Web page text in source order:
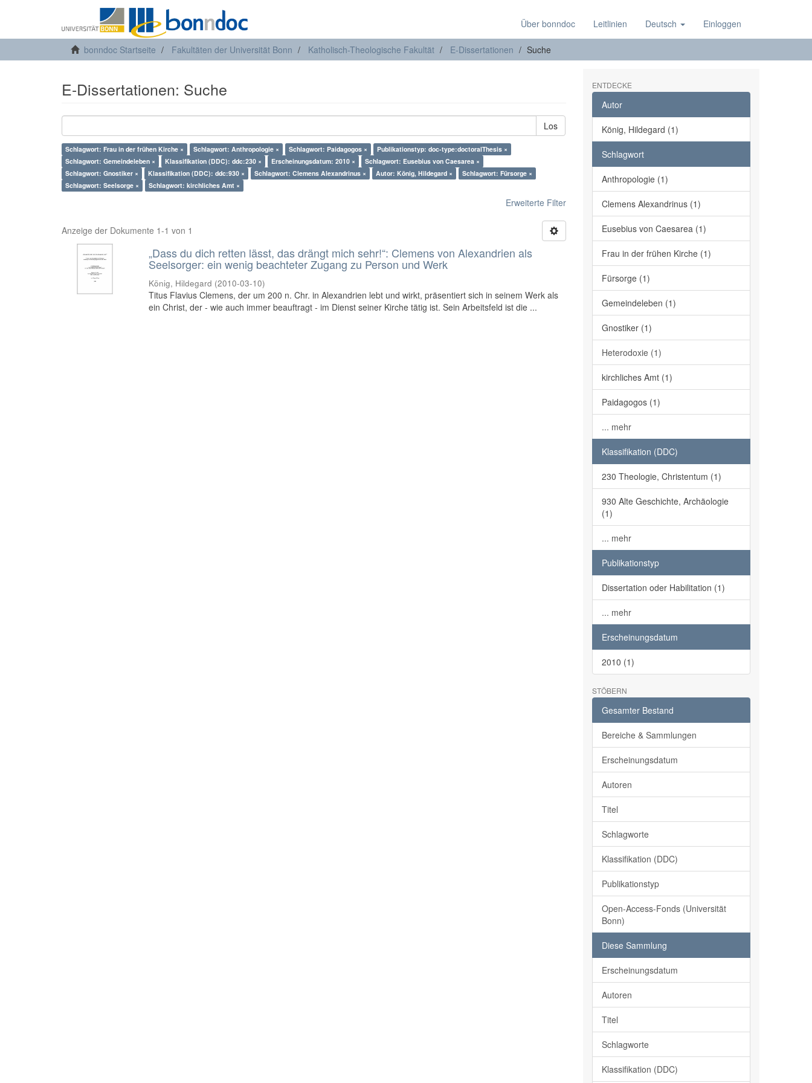
Über bonndoc Leitlinien Deutsch Einloggen
bonndoc Startseite Fakultäten der Universität Bonn Katholisch-Theologische Fakultät E-Dissertationen Suche
E-Dissertationen: Suche
Los
Schlagwort: Frau in der frühen Kirche × Schlagwort: Anthropologie × Schlagwort: Paidagogos ×
Publikationstyp: doc-type:doctoralThesis ×
Schlagwort: Gemeindeleben ×
Klassifikation (DDC): ddc:230 × Erscheinungsdatum: 2010 ×
Schlagwort: Eusebius von Caesarea ×
Schlagwort: Gnostiker ×
Klassifikation (DDC): ddc:930 × Schlagwort: Clemens Alexandrinus × Autor: König, Hildegard ×
Schlagwort: Fürsorge ×
Schlagwort: Seelsorge ×
Schlagwort: kirchliches Amt ×
Erweiterte Filter
Anzeige der Dokumente 1-1 von 1
„Dass du dich retten lässt, das drängt mich sehr!“: Clemens von Alexandrien als
Seelsorger: ein wenig beachteter Zugang zu Person und Werk
König, Hildegard (2010-03-10)
Titus Flavius Clemens, der um 200 n. Chr. in Alexandrien lebt und wirkt, präsentiert sich in seinem Werk als
ein Christ, der - wie auch immer beauftragt - im Dienst seiner Kirche tätig ist. Sein Arbeitsfeld ist die ...
ENTDECKE
Autor
König, Hildegard (1)
Schlagwort
Anthropologie (1)
Clemens Alexandrinus (1)
Eusebius von Caesarea (1)
Frau in der frühen Kirche (1)
Fürsorge (1)
Gemeindeleben (1)
Gnostiker (1)
Heterodoxie (1)
kirchliches Amt (1)
Paidagogos (1)
... mehr
Klassifikation (DDC)
230 Theologie, Christentum (1)
930 Alte Geschichte, Archäologie
(1)
... mehr
Publikationstyp
Dissertation oder Habilitation (1)
... mehr
Erscheinungsdatum
2010 (1)
STÖBERN
Gesamter Bestand
Bereiche & Sammlungen
Erscheinungsdatum
Autoren
Titel
Schlagworte
Klassifikation (DDC)
Publikationstyp
Open-Access-Fonds (Universität
Bonn)
Diese Sammlung
Erscheinungsdatum
Autoren
Titel
Schlagworte
Klassifikation (DDC)